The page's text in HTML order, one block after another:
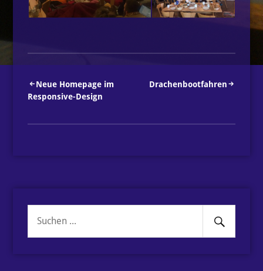
Beitragsnavigation
Neue Homepage im
Responsive-Design
Drachenbootfahren
Suche
Senden